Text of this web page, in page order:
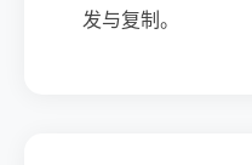
发与复制。